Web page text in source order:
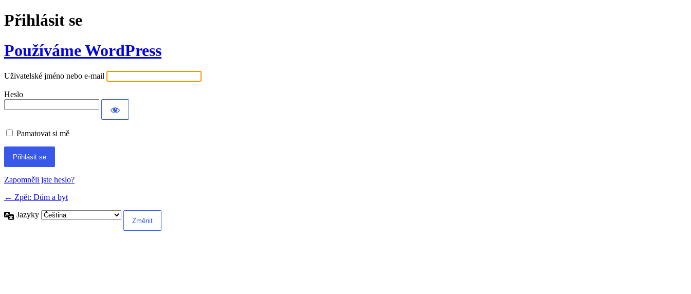
Přihlásit se
Používáme WordPress
Uživatelské jméno nebo e-mail
Heslo
Pamatovat si mě
Alternative:
Zapomněli jste heslo?
← Zpět: Dům a byt
Jazyky